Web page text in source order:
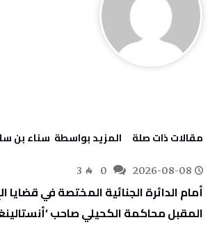
‫مقالات ذات صلة‬ ‫‫المزيد بواسطة‬ ‬ ‬سناء‭ ‬بن‭ ‬سلامة
2026-08-08
3
المقبل محاكمة الكحيلي صاحب